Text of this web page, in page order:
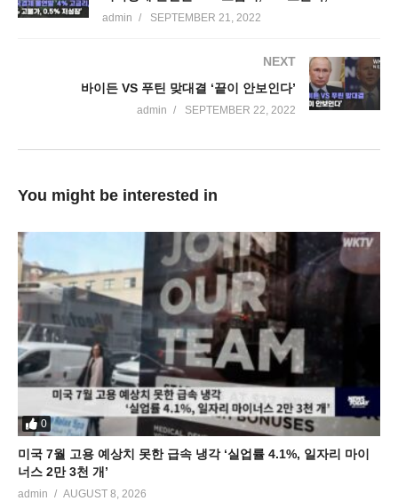
admin SEPTEMBER 21, 2022
NEXT
바이든 VS 푸틴 맞대결 ‘끝이 안보인다’
admin SEPTEMBER 22, 2022
You might be interested in
0
미국 7월 고용 예상치 못한 급속 냉각 ‘실업률 4.1%, 일자리 마이
너스 2만 3천 개’
admin AUGUST 8, 2026